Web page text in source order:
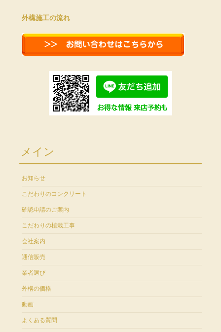
外構施工の流れ
メイン
お知らせ
こだわりのコンクリート
確認申請のご案内
こだわりの植栽工事
会社案内
通信販売
業者選び
外構の価格
動画
よくある質問